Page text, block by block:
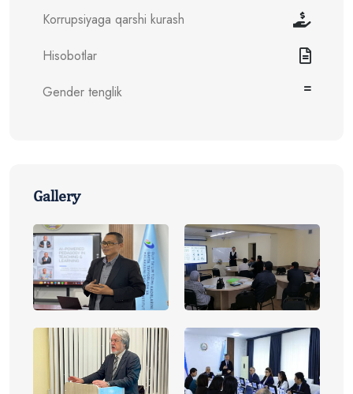
Korrupsiyaga qarshi kurash
Hisobotlar
Gender tenglik
Gallery